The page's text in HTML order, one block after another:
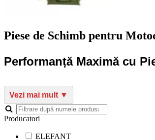
Piese de Schimb pentru
Performanță Maximă cu
Producatori
ELEFANT